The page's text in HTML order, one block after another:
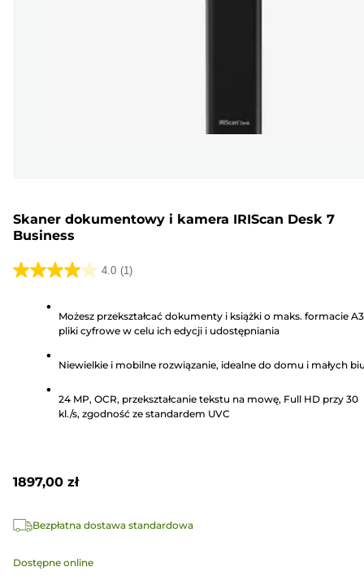
Skaner dokumentowy i kamera IRIScan Desk 7
Business
4.0 (1)
4.0
gwiazdek.
Możesz przekształcać dokumenty i książki o maks. formacie
pliki cyfrowe w celu ich edycji i udostępniania
Niewielkie i mobilne rozwiązanie, idealne do domu i małych
24 MP, OCR, przekształcanie tekstu na mowę, Full HD przy 30
kl./s, zgodność ze standardem UVC
1897,00 zł
Bezpłatna dostawa standardowa
Dostępne online